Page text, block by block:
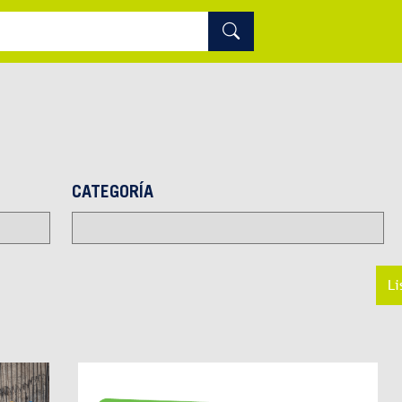
CATEGORÍA